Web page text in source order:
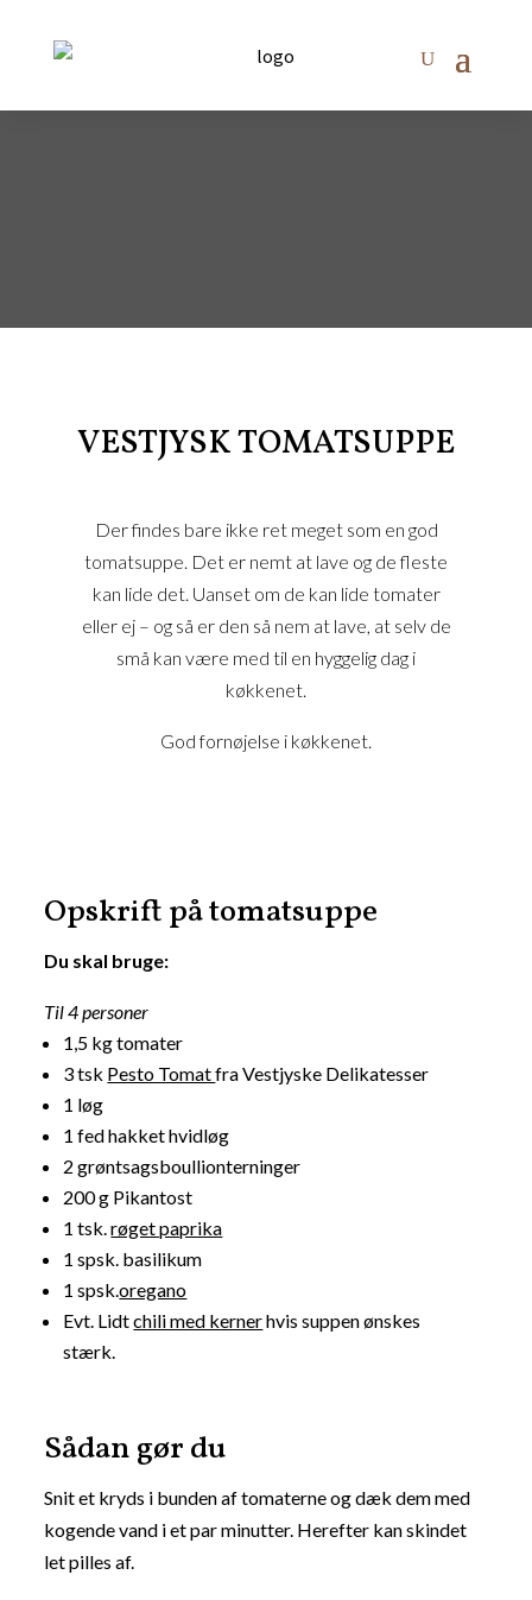
VESTJYSK TOMATSUPPE
Der findes bare ikke ret meget som en god
tomatsuppe. Det er nemt at lave og de fleste
kan lide det. Uanset om de kan lide tomater
eller ej – og så er den så nem at lave, at selv de
små kan være med til en hyggelig dag i
køkkenet.
God fornøjelse i køkkenet.
Opskrift på tomatsuppe
Du skal bruge:
Til 4 personer
1,5 kg tomater
3 tsk Pesto Tomatfra Vestjyske Delikatesser
1 løg
1 fed hakket hvidløg
2 grøntsagsboullionterninger
200 g Pikantost
1 tsk.røget paprika
1 spsk. basilikum
1 spsk.oregano
Evt. Lidtchili med kernerhvis suppen ønskes
stærk.
Sådan gør du
Snit et kryds i bunden af tomaterne og dæk dem med
kogende vand i et par minutter. Herefter kan skindet
let pilles af.